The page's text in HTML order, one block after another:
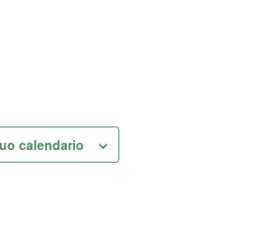
calendario